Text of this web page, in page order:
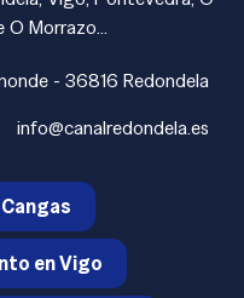
O Morrazo...
- 36816 Redondela
info@canalredondela.es
en Vigo